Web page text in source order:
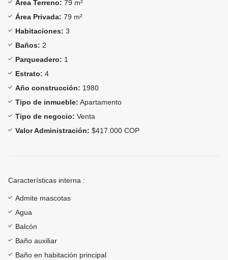
Área Terreno: 79 m²
Área Privada: 79 m²
Habitaciones: 3
Baños: 2
Parqueadero: 1
Estrato: 4
Año construcción: 1980
Tipo de inmueble: Apartamento
Tipo de negocio: Venta
Valor Administración: $417.000 COP
Características interna :
Admite mascotas
Agua
Balcón
Baño auxiliar
Baño en habitación principal